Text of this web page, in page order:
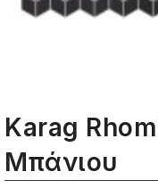
Karag
Μπάνιου